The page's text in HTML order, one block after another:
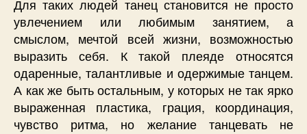
Для таких людей танец становится не просто
увлечением или любимым занятием, а
смыслом, мечтой всей жизни, возможностью
выразить себя. К такой плеяде относятся
одаренные, талантливые и одержимые танцем.
А как же быть остальным, у которых не так ярко
выраженная пластика, грация, координация,
чувство ритма, но желание танцевать не